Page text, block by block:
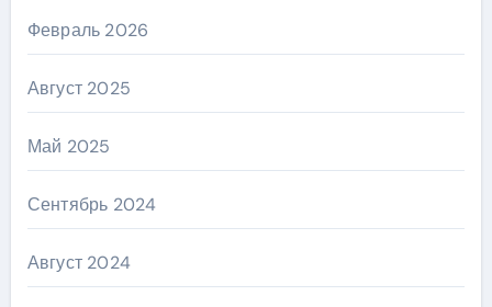
Февраль 2026
Август 2025
Май 2025
Сентябрь 2024
Август 2024